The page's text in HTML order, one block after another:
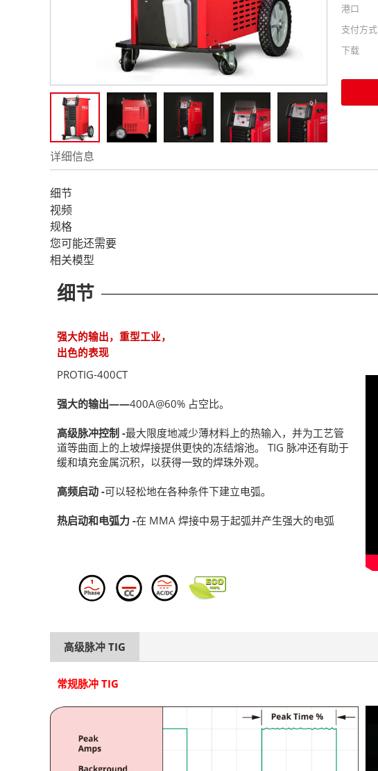
港口
支付方式
下载
详细信息
细节
视频
规格
您可能还需要
相关模型
细节
强大的输出，重型工业，
出色的表现
PROTIG-400CT
强大的输出——400A@60% 占空比。
高级脉冲控制 -最大限度地减少薄材料上的热输入，并为工艺管
道等曲面上的上坡焊接提供更快的冻结熔池。 TIG 脉冲还有助于
缓和填充金属沉积，以获得一致的焊珠外观。
高频启动 -可以轻松地在各种条件下建立电弧。
热启动和电弧力 -在 MMA 焊接中易于起弧并产生强大的电弧
高级脉冲 TIG
常规脉冲 TIG